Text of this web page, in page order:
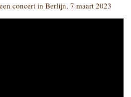
concert in Berlijn, 7 maart 2023